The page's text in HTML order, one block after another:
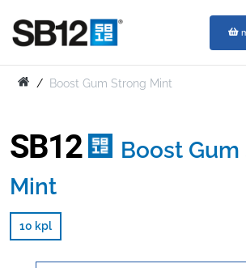
Boost Gum Strong Mint
SB12
Boost
Mint
10 kpl